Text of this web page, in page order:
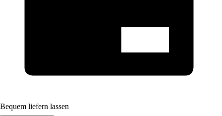
Bequem liefern lassen